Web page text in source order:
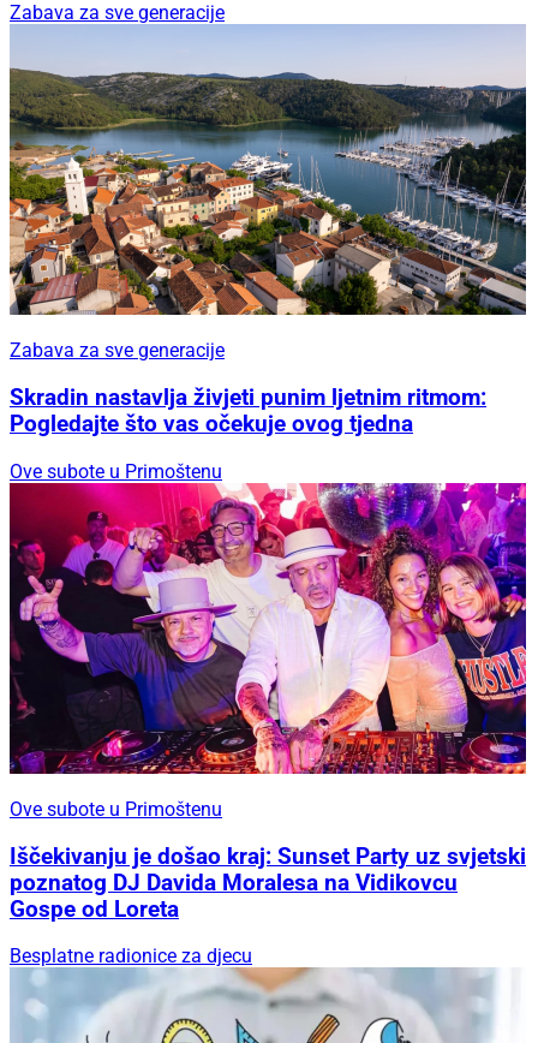
Zabava za sve generacije
Zabava za sve generacije
Skradin nastavlja živjeti punim ljetnim ritmom:
Pogledajte što vas očekuje ovog tjedna
Ove subote u Primoštenu
Ove subote u Primoštenu
Iščekivanju je došao kraj: Sunset Party uz svjetski
poznatog DJ Davida Moralesa na Vidikovcu
Gospe od Loreta
Besplatne radionice za djecu